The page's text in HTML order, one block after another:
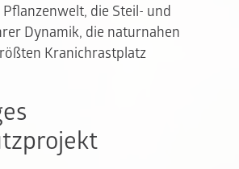
die Steil- und
Dynamik, die naturnahen
Kranichrastplatz